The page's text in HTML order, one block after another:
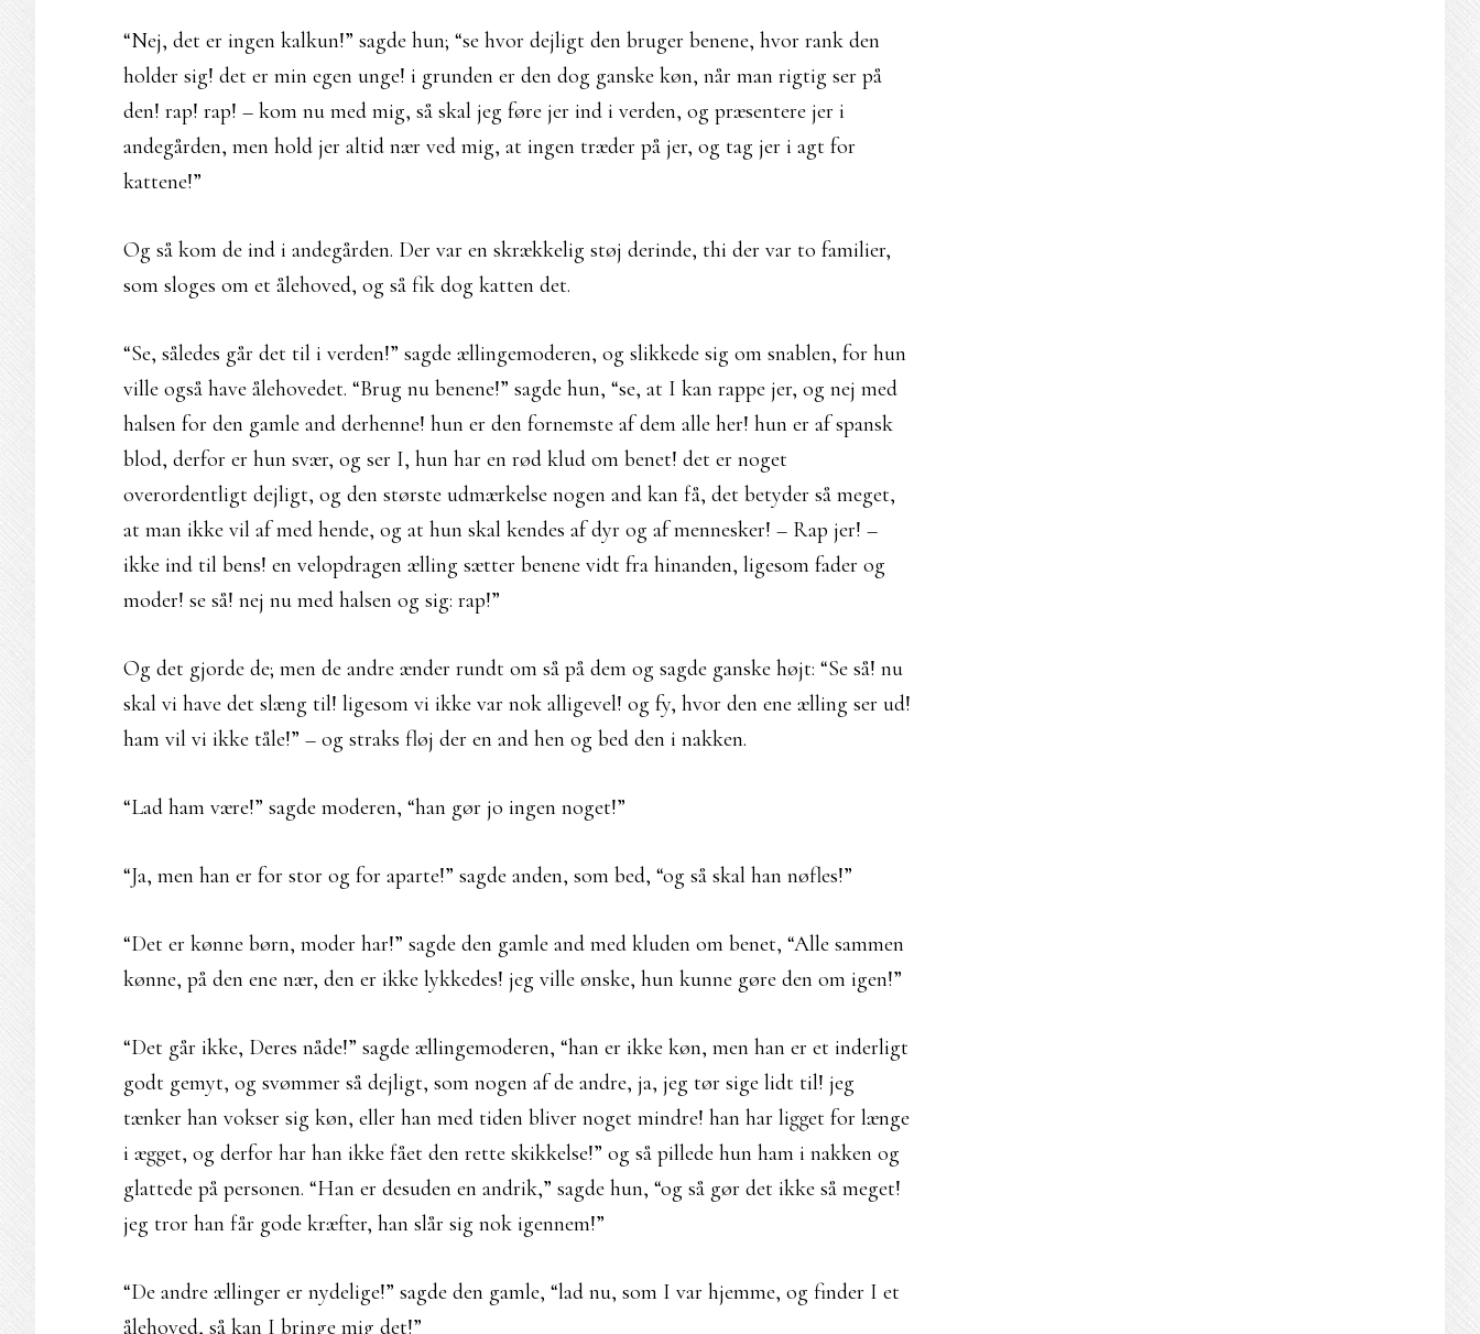
“Nej, det er ingen kalkun!” sagde hun; “se hvor dejligt den bruger benene, hvor rank den
holder sig! det er min egen unge! i grunden er den dog ganske køn, når man rigtig ser på
den! rap! rap! – kom nu med mig, så skal jeg føre jer ind i verden, og præsentere jer i
andegården, men hold jer altid nær ved mig, at ingen træder på jer, og tag jer i agt for
kattene!”
Og så kom de ind i andegården. Der var en skrækkelig støj derinde, thi der var to familier,
som sloges om et ålehoved, og så fik dog katten det.
“Se, således går det til i verden!” sagde ællingemoderen, og slikkede sig om snablen, for hun
ville også have ålehovedet. “Brug nu benene!” sagde hun, “se, at I kan rappe jer, og nej med
halsen for den gamle and derhenne! hun er den fornemste af dem alle her! hun er af spansk
blod, derfor er hun svær, og ser I, hun har en rød klud om benet! det er noget
overordentligt dejligt, og den største udmærkelse nogen and kan få, det betyder så meget,
at man ikke vil af med hende, og at hun skal kendes af dyr og af mennesker! – Rap jer! –
ikke ind til bens! en velopdragen ælling sætter benene vidt fra hinanden, ligesom fader og
moder! se så! nej nu med halsen og sig: rap!”
Og det gjorde de; men de andre ænder rundt om så på dem og sagde ganske højt: “Se så! nu
skal vi have det slæng til! ligesom vi ikke var nok alligevel! og fy, hvor den ene ælling ser ud!
ham vil vi ikke tåle!” – og straks fløj der en and hen og bed den i nakken.
“Lad ham være!” sagde moderen, “han gør jo ingen noget!”
“Ja, men han er for stor og for aparte!” sagde anden, som bed, “og så skal han nøfles!”
“Det er kønne børn, moder har!” sagde den gamle and med kluden om benet, “Alle sammen
kønne, på den ene nær, den er ikke lykkedes! jeg ville ønske, hun kunne gøre den om igen!”
“Det går ikke, Deres nåde!” sagde ællingemoderen, “han er ikke køn, men han er et inderligt
godt gemyt, og svømmer så dejligt, som nogen af de andre, ja, jeg tør sige lidt til! jeg
tænker han vokser sig køn, eller han med tiden bliver noget mindre! han har ligget for længe
i ægget, og derfor har han ikke fået den rette skikkelse!” og så pillede hun ham i nakken og
glattede på personen. “Han er desuden en andrik,” sagde hun, “og så gør det ikke så meget!
jeg tror han får gode kræfter, han slår sig nok igennem!”
“De andre ællinger er nydelige!” sagde den gamle, “lad nu, som I var hjemme, og finder I et
ålehoved, så kan I bringe mig det!”